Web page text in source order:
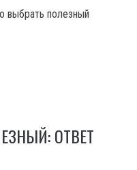
выбрать полезный
ОТВЕТ